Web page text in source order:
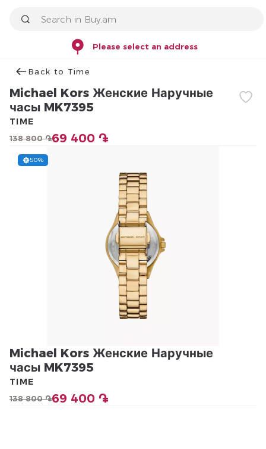
Please select an address
Back to Time
Michael Kors Женские Наручные
часы MK7395
138 800 ֏69 400 ֏
TIME
50%
Michael Kors Женские Наручные
часы MK7395
138 800 ֏69 400 ֏
TIME